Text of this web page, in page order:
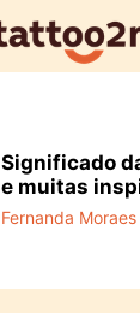
Significado
e muitas
Fernanda Moraes